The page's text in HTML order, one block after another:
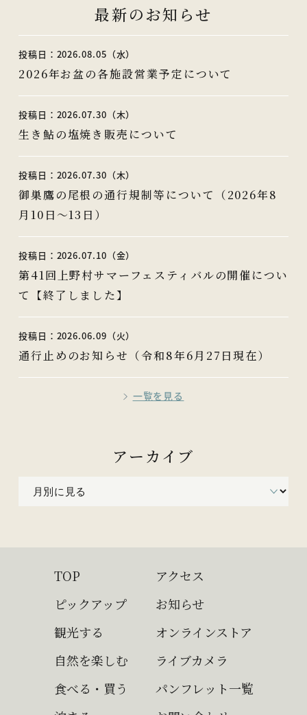
最新のお知らせ
投稿日：2026.08.05（水）
2026年お盆の各施設営業予定について
投稿日：2026.07.30（木）
生き鮎の塩焼き販売について
投稿日：2026.07.30（木）
御巣鷹の尾根の通行規制等について（2026年8
月10日～13日）
投稿日：2026.07.10（金）
第41回上野村サマーフェスティバルの開催につい
て【終了しました】
投稿日：2026.06.09（火）
通行止めのお知らせ（令和8年6月27日現在）
一覧を見る
アーカイブ
TOP
ピックアップ
観光する
自然を楽しむ
食べる・買う
アクセス
お知らせ
オンラインストア
ライブカメラ
パンフレット一覧